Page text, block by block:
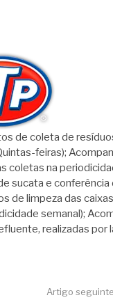
de coleta de
feiras);
coletas na
sucata e conferência
de limpeza das
semanal);
realizadas por
Artigo seguinte